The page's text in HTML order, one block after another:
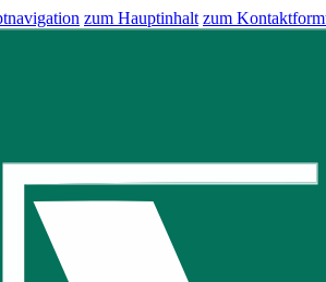
zum Hauptinhalt zum